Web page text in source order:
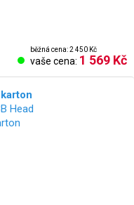
běžná cena: 2 450 Kč
vaše cena: 1 569 Kč